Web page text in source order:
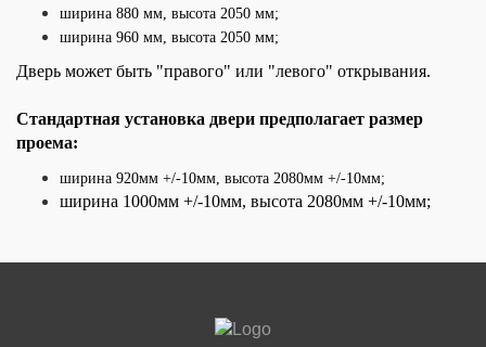
ширина 880 мм, высота 2050 мм;
ширина 960 мм, высота 2050 мм;
Дверь может быть "правого" или "левого" открывания.
Стандартная установка двери предполагает размер
проема:
ширина 920мм +/-10мм, высота 2080мм +/-10мм;
ширина 1000мм +/-10мм, высота 2080мм +/-10мм;